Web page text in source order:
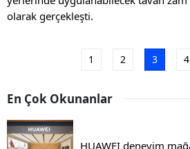
olarak gerçekleşti.
1 2 3 4
En Çok Okunanlar
HUAWEI deneyim